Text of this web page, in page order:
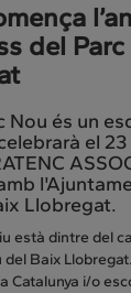
del
Nou és un
el
Llobregat.
està dintre del
Baix
Catalunya i/o